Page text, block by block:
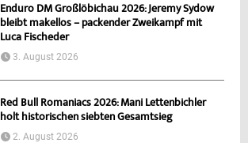
Enduro DM Großlöbichau 2026: Jeremy Sydow
bleibt makellos – packender Zweikampf mit
Luca Fischeder
3. August 2026
Red Bull Romaniacs 2026: Mani Lettenbichler
holt historischen siebten Gesamtsieg
2. August 2026